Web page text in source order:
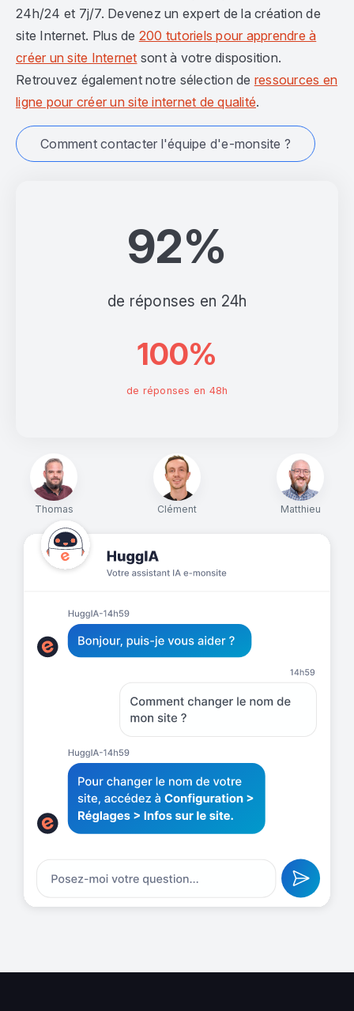
Thomas Clément Matthieu
92%
de réponses en 24h
100%
de réponses en 48h
24h/24 et 7j/7. Devenez un expert de la création de
site Internet. Plus de 200 tutoriels pour apprendre à
créer un site Internet sont à votre disposition.
Retrouvez également notre sélection de ressources en
ligne pour créer un site internet de qualité.
Comment contacter l'équipe d'e-monsite ?